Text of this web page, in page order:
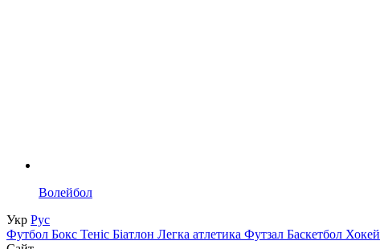
Волейбол
Укр Рус
Футбол Бокс Теніс Біатлон Легка атлетика Футзал Баскетбол Хокей